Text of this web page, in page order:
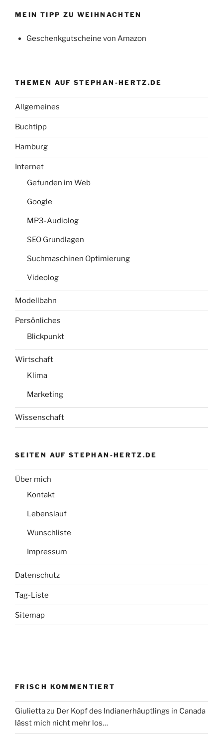
MEIN TIPP ZU WEIHNACHTEN
Geschenkgutscheine von Amazon
THEMEN AUF STEPHAN-HERTZ.DE
Allgemeines
Buchtipp
Hamburg
Internet
Gefunden im Web
Google
MP3-Audiolog
SEO Grundlagen
Suchmaschinen Optimierung
Videolog
Modellbahn
Persönliches
Blickpunkt
Wirtschaft
Klima
Marketing
Wissenschaft
SEITEN AUF STEPHAN-HERTZ.DE
Über mich
Kontakt
Lebenslauf
Wunschliste
Impressum
Datenschutz
Tag-Liste
Sitemap
FRISCH KOMMENTIERT
Giuliettazu Der Kopf des Indianerhäuptlings in Canada
lässt mich nicht mehr los…